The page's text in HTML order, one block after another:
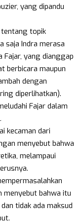
yang dipandu
tentang topik
saja Indra merasa
Fajar, yang dianggap
berbicara maupun
dengan
diperlihatkan).
Fajar dalam
kecaman dari
menyebut bahwa
melampaui
menyebut bahwa itu
tidak ada maksud